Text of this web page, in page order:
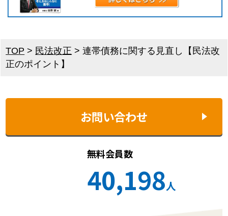
TOP > 民法改正 >連帯債務に関する見直し【民法改
正のポイント】
お問い合わせ
無料会員数
40,198人